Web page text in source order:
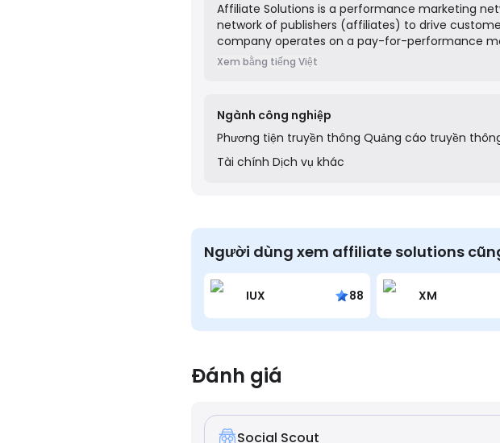
Affiliate Solutions is a performance marketing
network of publishers (affiliates) to drive
company operates on a pay-for-performance
measurable results such as sales, leads, or
Xem bằng tiếng Việt
Ngành công nghiệp
Phương tiện truyền thông Quảng cáo truyền
Tài chính Dịch vụ khác
Người dùng xem affiliate solutions
IUX 88 XM
Đánh giá
Social Scout